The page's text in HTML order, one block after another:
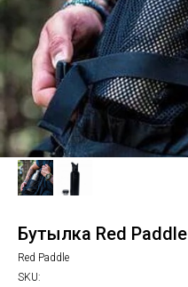
Бутылка Red Paddle
Red Paddle
SKU: